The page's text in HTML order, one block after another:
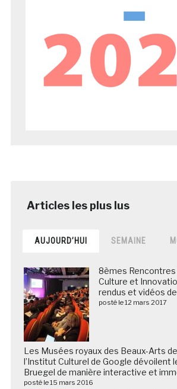
AUJOURD’HUI SEMAINE
8èmes
Culture et
rendus et vidéos
posté le 12 mars 2017
Les Musées royaux des Beaux-Arts
l’Institut Culturel de Google dévoilent
Bruegel de manière interactive et
posté le 15 mars 2016